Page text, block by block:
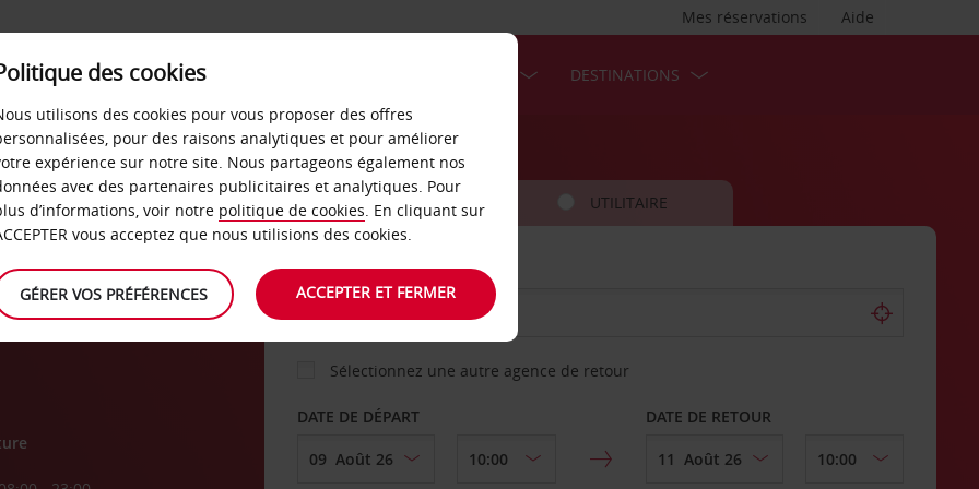
Aide
Mes réservations
LIBRE-SERVICE DESTINATIONS
VOITURE UTILITAIRE
AGENCE DE DÉPART
Sélectionnez une autre agence de retour
DATE DE DÉPART DATE DE RETOUR
des cookies
utilisons des cookies pour vous proposer des offres
pour des raisons analytiques et pour améliorer
expérience sur notre site. Nous partageons également nos
avec des partenaires publicitaires et analytiques. Pour
d’informations, voir notre politique de cookies. En cliquant sur
vous acceptez que nous utilisions des cookies.
GÉRER VOS PRÉFÉRENCES ACCEPTER ET FERMER